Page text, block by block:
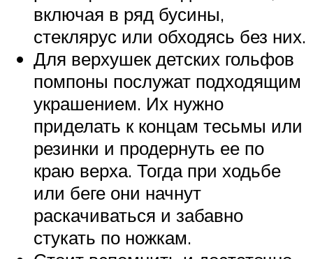
включая в ряд бусины,
стеклярус или обходясь без них.
Для верхушек детских гольфов
помпоны послужат подходящим
украшением. Их нужно
приделать к концам тесьмы или
резинки и продернуть ее по
краю верха. Тогда при ходьбе
или беге они начнут
раскачиваться и забавно
стукать по ножкам.